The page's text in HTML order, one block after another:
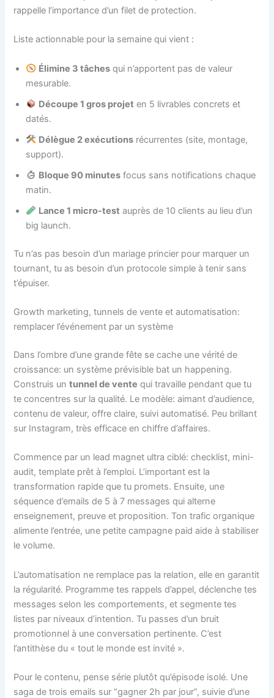
rappelle l’importance d’un filet de protection.
Liste actionnable pour la semaine qui vient :
Élimine 3 tâches qui n’apportent pas de valeur
mesurable.
Découpe 1 gros projet en 5 livrables concrets et
datés.
Délègue 2 exécutions récurrentes (site, montage,
support).
Bloque 90 minutes focus sans notifications chaque
matin.
Lance 1 micro-test auprès de 10 clients au lieu d’un
big launch.
Tu n’as pas besoin d’un mariage princier pour marquer un
tournant, tu as besoin d’un protocole simple à tenir sans
t’épuiser.
Growth marketing, tunnels de vente et automatisation:
remplacer l’événement par un système
Dans l’ombre d’une grande fête se cache une vérité de
croissance: un système prévisible bat un happening.
Construis untunnel de vente qui travaille pendant que tu
te concentres sur la qualité. Le modèle: aimant d’audience,
contenu de valeur, offre claire, suivi automatisé. Peu brillant
sur Instagram, très efficace en chiffre d’affaires.
Commence par un lead magnet ultra ciblé: checklist, mini-
audit, template prêt à l’emploi. L’important est la
transformation rapide que tu promets. Ensuite, une
séquence d’emails de 5 à 7 messages qui alterne
enseignement, preuve et proposition. Ton trafic organique
alimente l’entrée, une petite campagne paid aide à stabiliser
le volume.
L’automatisation ne remplace pas la relation, elle en garantit
la régularité. Programme tes rappels d’appel, déclenche tes
messages selon les comportements, et segmente tes
listes par niveaux d’intention. Tu passes d’un bruit
promotionnel à une conversation pertinente. C’est
l’antithèse du « tout le monde est invité ».
Pour le contenu, pense série plutôt qu’épisode isolé. Une
saga de trois emails sur “gagner 2h par jour”, suivie d’une